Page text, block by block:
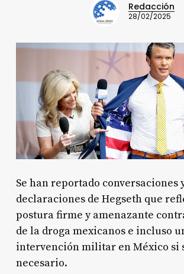
Redacción
28/02/2025
Se han reportado conversaciones
declaraciones de Hegseth que
postura firme y amenazante
de la droga mexicanos e incluso
intervención militar en México si
necesario.